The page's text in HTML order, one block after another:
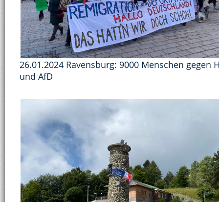
26.01.2024 Ravensburg: 9000 Menschen gegen
und AfD